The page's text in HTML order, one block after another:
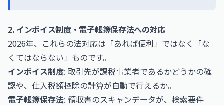
2. インボイス制度・電子帳簿保存法への対応
2026年、これらの法対応は「あれば便利」ではなく「な
くてはならない」ものです。
インボイス制度: 取引先が課税事業者であるかどうかの確
認や、仕入税額控除の計算が自動で行えるか。
電子帳簿保存法: 領収書のスキャンデータが、検索要件